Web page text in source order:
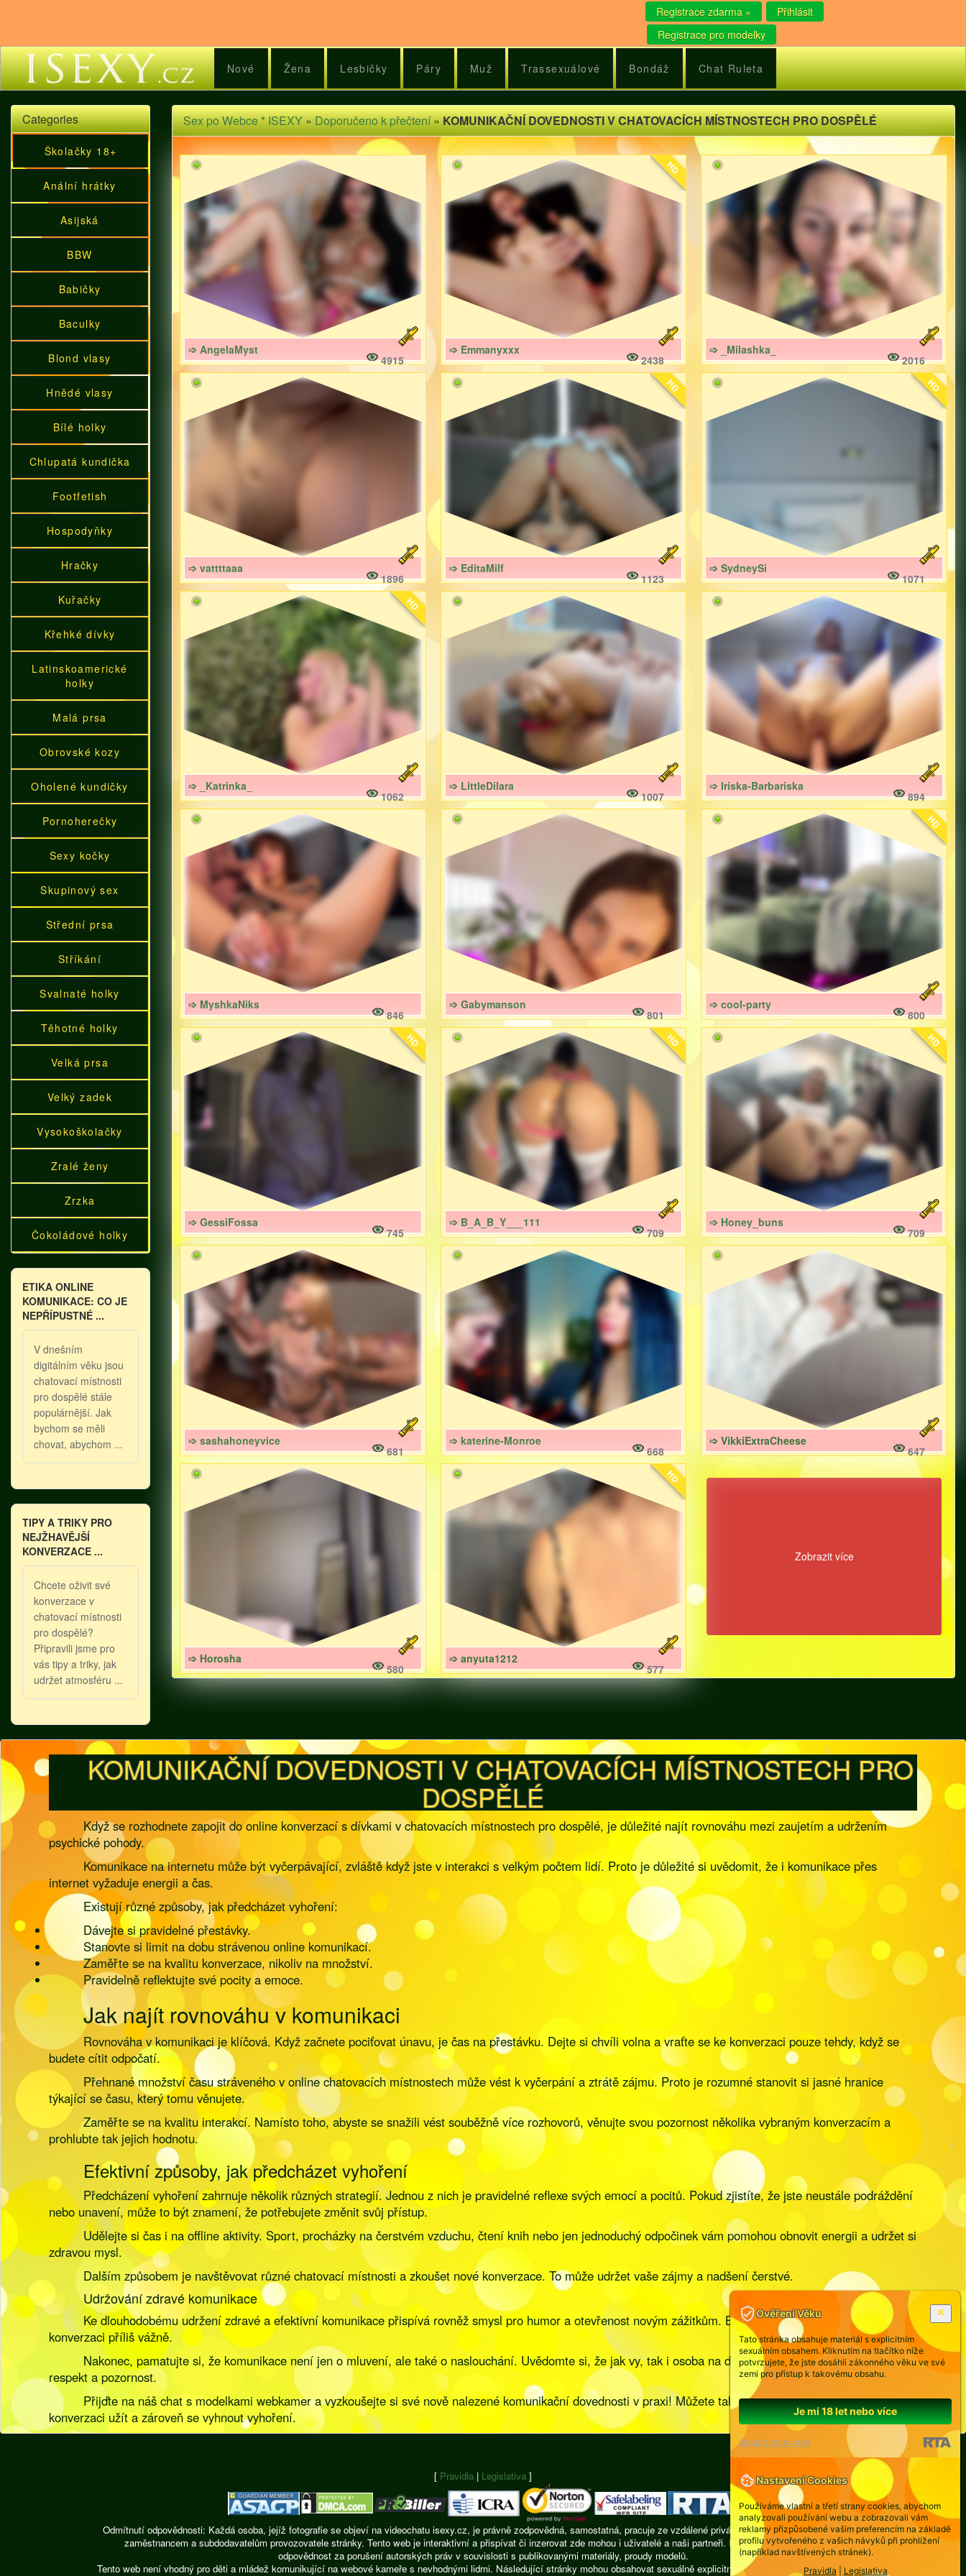
Registrace zdarma »
Přihlásit
Registrace pro modelky
Nové Žena Lesbičky Páry Muž Trassexuálové Bondáž Chat Ruleta
Categories
Školačky 18+
Anální hrátky
Asijská
BBW
Babičky
Baculky
Blond vlasy
Hnědé vlasy
Bílé holky
Chlupatá kundička
Footfetish
Hospodyňky
Hračky
Kuřačky
Křehké dívky
Latinskoamerické
holky
Malá prsa
Obrovské kozy
Oholené kundičky
Pornoherečky
Sexy kočky
Skupinový sex
Střední prsa
Stříkání
Svalnaté holky
Těhotné holky
Velká prsa
Velký zadek
Vysokoškolačky
Zralé ženy
Zrzka
Čokoládové holky
ETIKA ONLINE
KOMUNIKACE: CO JE
NEPŘÍPUSTNÉ ...
V dnešním
digitálním věku jsou
chatovací místnosti
pro dospělé stále
populárnější. Jak
bychom se měli
chovat, abychom ...
TIPY A TRIKY PRO
NEJŽHAVĚJŠÍ
KONVERZACE ...
Chcete oživit své
konverzace v
chatovací místnosti
pro dospělé?
Připravili jsme pro
vás tipy a triky, jak
udržet atmosféru ...
Sex po Webce * ISEXY»Doporučeno k přečtení»KOMUNIKAČNÍ DOVEDNOSTI V CHATOVACÍCH MÍSTNOSTECH PRO DOSPĚLÉ
➩ AngelaMyst
4915
HD
➩ Emmanyxxx
2438
➩ _Milashka_
2016
➩ vattttaaa
1896
HD
➩ EditaMilf
1123
HD
➩ SydneySi
1071
HD
➩ _Katrinka_
1062
➩ LittleDilara
1007
➩ Iriska-Barbariska
894
➩ MyshkaNiks
846
➩ Gabymanson
801
HD
➩ cool-party
800
HD
➩ GessiFossa
745
HD
➩ B_A_B_Y___111
709
HD
➩ Honey_buns
709
➩ sashahoneyvice
681
➩ katerine-Monroe
668
➩ VikkiExtraCheese
647
➩ Horosha
580
HD
➩ anyuta1212
577
Zobrazit více
KOMUNIKAČNÍ DOVEDNOSTI V CHATOVACÍCH MÍSTNOSTECH PRO
DOSPĚLÉ
Když se rozhodnete zapojit do online konverzací s dívkami v chatovacích místnostech pro dospělé, je důležité najít rovnováhu mezi zaujetím a udržením
psychické pohody.
Komunikace na internetu může být vyčerpávající, zvláště když jste v interakci s velkým počtem lidí. Proto je důležité si uvědomit, že i komunikace přes
internet vyžaduje energii a čas.
Existují různé způsoby, jak předcházet vyhoření:
Dávejte si pravidelné přestávky.
Stanovte si limit na dobu strávenou online komunikací.
Zaměřte se na kvalitu konverzace, nikoliv na množství.
Pravidelně reflektujte své pocity a emoce.
Jak najít rovnováhu v komunikaci
Rovnováha v komunikaci je klíčová. Když začnete pociťovat únavu, je čas na přestávku. Dejte si chvíli volna a vraťte se ke konverzaci pouze tehdy, když se
budete cítit odpočatí.
Přehnané množství času stráveného v online chatovacích místnostech může vést k vyčerpání a ztrátě zájmu. Proto je rozumné stanovit si jasné hranice
týkající se času, který tomu věnujete.
Zaměřte se na kvalitu interakcí. Namísto toho, abyste se snažili vést souběžně více rozhovorů, věnujte svou pozornost několika vybraným konverzacím a
prohlubte tak jejich hodnotu.
Efektivní způsoby, jak předcházet vyhoření
Předcházení vyhoření zahrnuje několik různých strategií. Jednou z nich je pravidelné reflexe svých emocí a pocitů. Pokud zjistíte, že jste neustále podráždění
nebo unavení, může to být znamení, že potřebujete změnit svůj přístup.
Udělejte si čas i na offline aktivity. Sport, procházky na čerstvém vzduchu, čtení knih nebo jen jednoduchý odpočinek vám pomohou obnovit energii a udržet si
zdravou mysl.
Dalším způsobem je navštěvovat různé chatovací místnosti a zkoušet nové konverzace. To může udržet vaše zájmy a nadšení čerstvé.
Udržování zdravé komunikace
Ke dlouhodobému udržení zdravé a efektivní komunikace přispívá rovněž smysl pro humor a otevřenost novým zážitkům. Buďte zvídaví a neberte každou
konverzaci příliš vážně.
Nakonec, pamatujte si, že komunikace není jen o mluvení, ale také o naslouchání. Uvědomte si, že jak vy, tak i osoba na druhé straně obrazovky si zaslouží
respekt a pozornost.
Přijďte na náš chat s modelkami webkamer a vyzkoušejte si své nově nalezené komunikační dovednosti v praxi! Můžete tak objevit nové způsoby, jak si
konverzaci užít a zároveň se vyhnout vyhoření.
[ Pravidla | Legislativa ]
Odmítnutí odpovědnosti: Každá osoba, jejíž fotografie se objeví na videochatu isexy.cz, je právně zodpovědná, samostatná, pracuje ze vzdálené privátní místnosti, žádná z nich není
zaměstnancem a subdodavatelům provozovatele stránky. Tento web je interaktivní a přispívat či inzerovat zde mohou i uživatelé a naši partneři. Provozovatel webu nenese
odpovědnost za porušení autorských práv v souvislosti s publikovanými materiály, proudy modelů.
Tento web není vhodný pro děti a mládež komunikující na webové kameře s nevhodnými lidmi. Následující stránky mohou obsahovat sexuálně explicitní obrazové nebo slovní materiály,
Ověření Věku
Tato stránka obsahuje materiál s explicitním
sexuálním obsahem. Kliknutím na tlačítko níže
potvrzujete, že jste dosáhli zákonného věku ve své
zemi pro přístup k takovému obsahu.
Je mi 18 let nebo více
Opustit tento web
Nastavení Cookies
Používáme vlastní a třetí strany cookies, abychom
analyzovali používání webu a zobrazovali vám
reklamy přizpůsobené vašim preferencím na základě
profilu vytvořeného z vašich návyků při prohlížení
(například navštívených stránek).
Pravidla
Legislativa